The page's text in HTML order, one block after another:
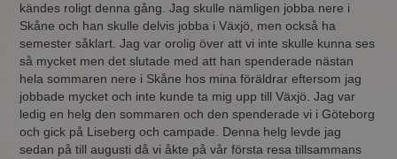
kändes roligt denna gång. Jag skulle nämligen jobba nere i
Skåne och han skulle delvis jobba i Växjö, men också ha
semester såklart. Jag var orolig över att vi inte skulle kunna ses
så mycket men det slutade med att han spenderade nästan
hela sommaren nere i Skåne hos mina föräldrar eftersom jag
jobbade mycket och inte kunde ta mig upp till Växjö. Jag var
ledig en helg den sommaren och den spenderade vi i Göteborg
och gick på Liseberg och campade. Denna helg levde jag
sedan på till augusti då vi åkte på vår första resa tillsammans